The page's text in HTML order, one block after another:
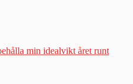
min idealvikt året runt